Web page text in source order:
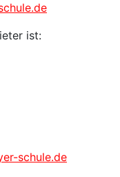
ist:
schule.de